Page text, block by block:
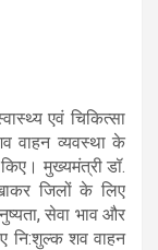
एवं चिकित्सा
वाहन व्यवस्था के
मुख्यमंत्री डॉ.
जिलों के लिए
सेवा भाव और
नि:शुल्क शव वाहन